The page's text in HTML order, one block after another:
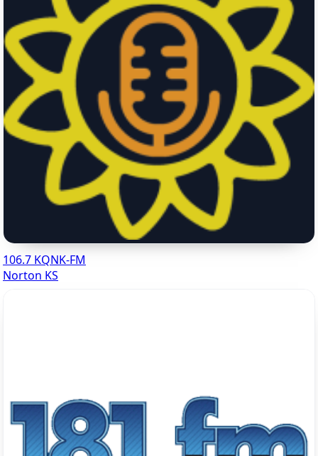
106.7 KQNK-FM
Norton KS